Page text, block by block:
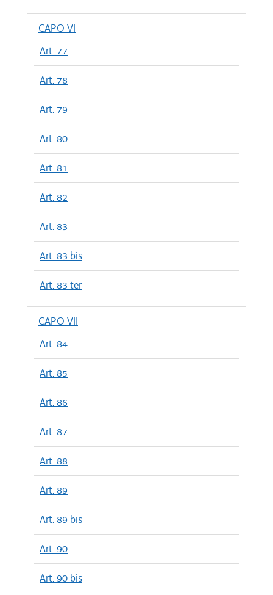
CAPO VI
Art. 77
Art. 78
Art. 79
Art. 80
Art. 81
Art. 82
Art. 83
Art. 83 bis
Art. 83 ter
CAPO VII
Art. 84
Art. 85
Art. 86
Art. 87
Art. 88
Art. 89
Art. 89 bis
Art. 90
Art. 90 bis